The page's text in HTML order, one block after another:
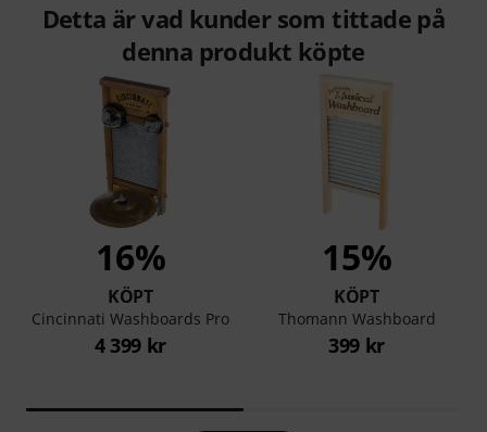
Detta är vad kunder som tittade på
denna produkt köpte
16%
KÖPT
Cincinnati Washboards Pro
4 399 kr
15%
KÖPT
Thomann Washboard
399 kr